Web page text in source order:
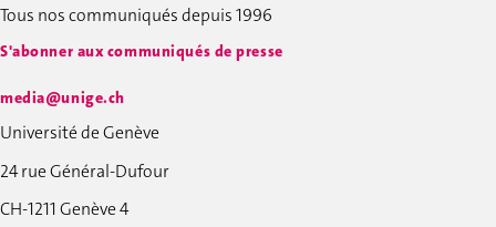
Tous nos communiqués depuis 1996
S'abonner aux communiqués de presse
media@unige.ch
Université de Genève
24 rue Général-Dufour
CH-1211 Genève 4